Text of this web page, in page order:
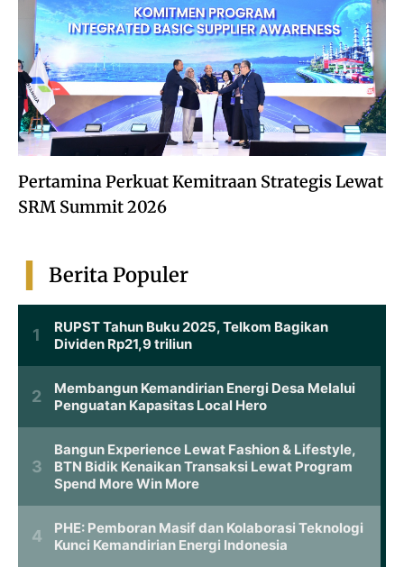
Pertamina Perkuat Kemitraan Strategis Lewat
SRM Summit 2026
Berita Populer